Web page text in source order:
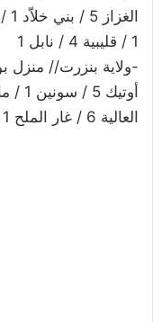
1 / قليبية 4 / نابل 1
العالية 6 / غار الملح 1 / جومين 4 / سجنان 2 / بنزرت 5